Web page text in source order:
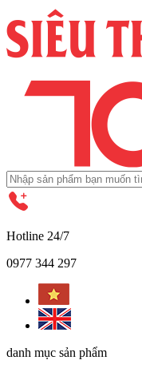
Hotline 24/7
0977 344 297
danh mục sản phẩm